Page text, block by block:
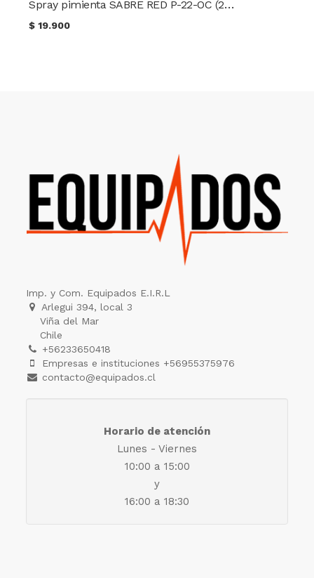
Spray pimienta SABRE RED P-22-OC (22 g.)
$19.900
Imp. y Com. Equipados E.I.R.L
Arlegui 394, local 3
Viña del Mar
Chile
+56233650418
Empresas e instituciones +56955375976
contacto@equipados.cl
Horario de atención
Lunes - Viernes
10:00 a 15:00
y
16:00 a 18:30